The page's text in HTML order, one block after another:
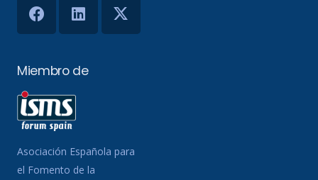
Miembro de
Asociación Española para
el Fomento de la